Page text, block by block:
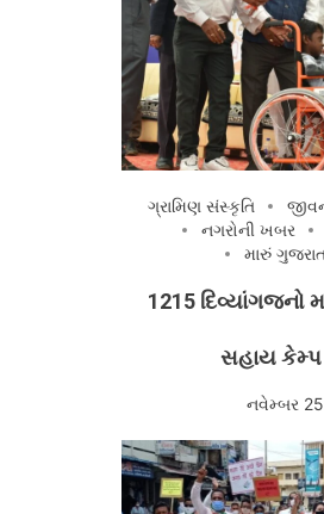
ગ્રામિણ સંસ્કૃતિ
નગરોની ખબર
મારું ગુજરાત
1215 દિવ્યાંગજનો
સહાય કેમ્પ
નવેમ્બર